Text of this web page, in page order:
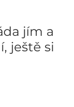
jím a
ještě si